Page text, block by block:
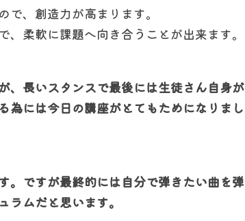
、創造力が高まります。
、柔軟に課題へ向き合うことが出来ます。
、長いスタンスで最後には生徒さん自身が
為には今日の講座がとてもためになりまし
。ですが最終的には自分で弾きたい曲を弾
ラムだと思います。